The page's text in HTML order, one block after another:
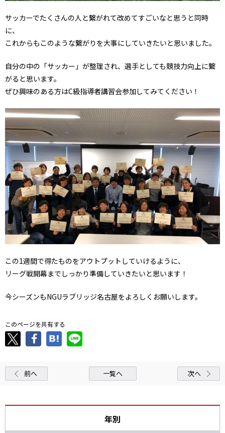
サッカーでたくさんの人と繋がれて改めてすごいなと思うと同時
に、
これからもこのような繋がりを大事にしていきたいと思いました。
自分の中の「サッカー」が整理され、選手としても競技力向上に繋
がると思います。
ぜひ興味のある方はC級指導者講習会参加してみてください！
この1週間で得たものをアウトプットしていけるように、
リーグ戦開幕までしっかり準備していきたいと思います！
今シーズンもNGUラブリッジ名古屋をよろしくお願いします。
このページを共有する
前へ 一覧へ 次へ
年別